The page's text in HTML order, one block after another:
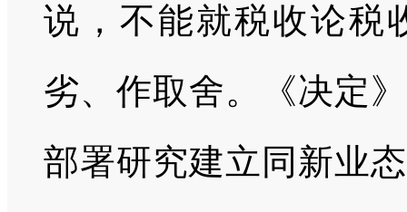
说，不能就税收论税
劣、作取舍。《决定
部署研究建立同新业